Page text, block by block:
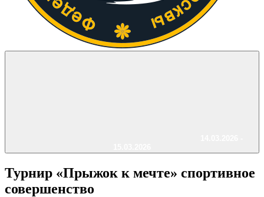
Турнир «Прыжок к мечте» спортивное
совершенство